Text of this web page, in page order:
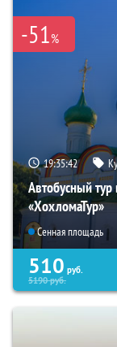
-51%
19:35:41
Автобусный
«ХохломаТур»
Сенная площадь
510 руб.
5190руб.